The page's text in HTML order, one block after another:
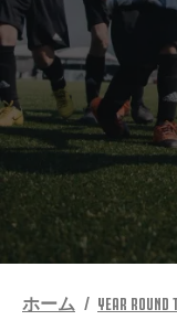
ホーム YEAR ROUND